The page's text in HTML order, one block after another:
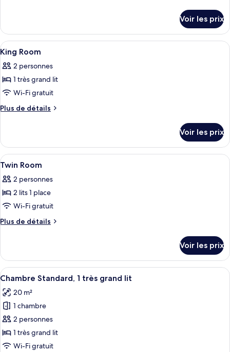
chambre :
King
Room
Accessible
le
type
de
chambre
King
Room
Voir les prix
Afficher
toutes
les
photos
pour
ce
chambre :
King
Room
23
King Room
2 personnes
1 très grand lit
Wi-Fi gratuit
Plus de détails
Plus
le
type
de
King
Room
Voir les prix
Afficher
toutes
les
photos
pour
ce
chambre :
Twin
Room
Coffres-forts dans les chambres,
16
Twin Room
2 personnes
2 lits 1 place
Wi-Fi gratuit
Plus de détails
Plus
le
type
de
Twin
Room
Voir les prix
Afficher
toutes
les
photos
pour
ce
type
Une chambre d’hôtel moderne,
12
Chambre Standard, 1 très grand lit
20 m²
1 chambre
2 personnes
1 très grand lit
Wi-Fi gratuit